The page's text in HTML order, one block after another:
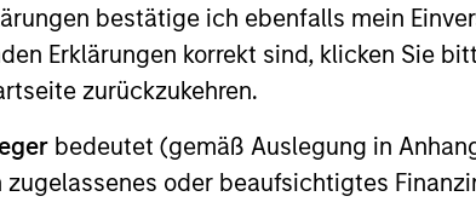
bestätige ich ebenfalls mein
Erklärungen korrekt sind, klicken Sie
zurückzukehren.
bedeutet (gemäß Auslegung in
oder beaufsichtigtes
active investors.
14-JUL-2026